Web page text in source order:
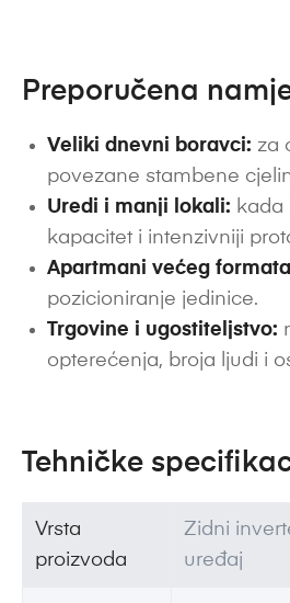
Preporučena
Veliki dnevni boravci: za
povezane stambene
Uredi i manji lokali: kada
kapacitet i intenzivniji
Apartmani većeg
pozicioniranje jedinice.
Trgovine i ugostiteljstvo:
opterećenja, broja ljudi i
Tehničke
Vrsta
proizvoda
Zidni
uređaj